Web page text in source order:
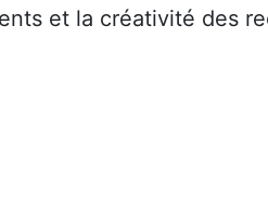
et la créativité des